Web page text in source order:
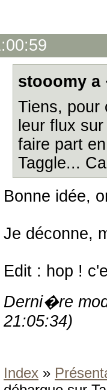
stooomy
Tiens, pour
leur flux
faire part
Taggle...
Bonne idée,
Je déconne,
Edit : hop !
Derni�re
21:05:34)
Index »